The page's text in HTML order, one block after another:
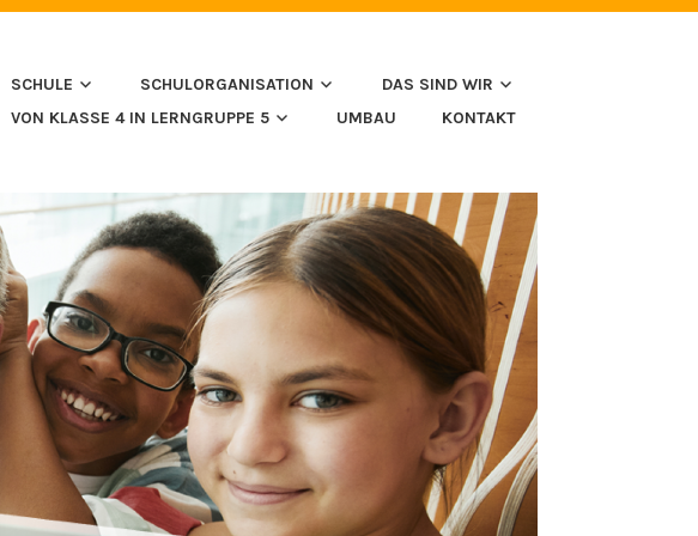
SCHULE SCHULORGANISATION
DAS SIND WIR
VON KLASSE 4 IN LERNGRUPPE 5
UMBAU KONTAKT